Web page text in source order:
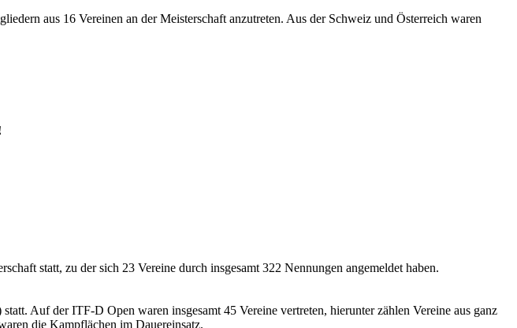
aus 16 Vereinen an der Meisterschaft anzutreten. Aus der Schweiz und Österreich waren
statt, zu der sich 23 Vereine durch insgesamt 322 Nennungen angemeldet haben.
Auf der ITF-D Open waren insgesamt 45 Vereine vertreten, hierunter zählen Vereine aus ganz
die Kampflächen im Dauereinsatz.